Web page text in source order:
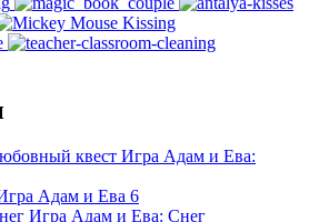
Игра Адам и Ева:
Адам и Ева 6
Игра Адам и Ева: Снег